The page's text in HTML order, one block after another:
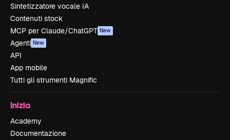
Sintetizzatore vocale IA
Contenuti stock
MCP per Claude/ChatGPT New
Agenti New
API
App mobile
Tutti gli strumenti Magnific
Inizia
Academy
Documentazione